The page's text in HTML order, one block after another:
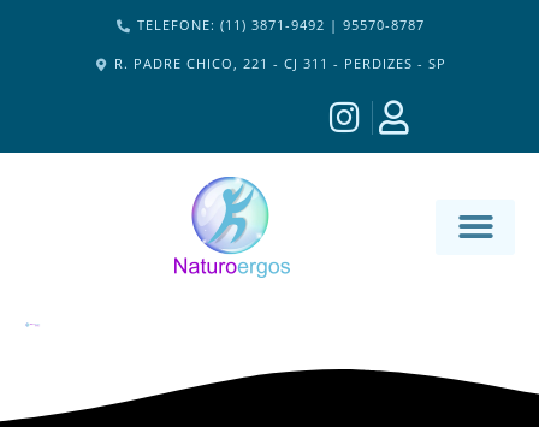
TELEFONE: (11) 3871-9492 | 95570-8787
R. PADRE CHICO, 221 - CJ 311 - PERDIZES - SP